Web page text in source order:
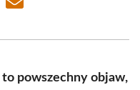
Share
powszechny objaw,